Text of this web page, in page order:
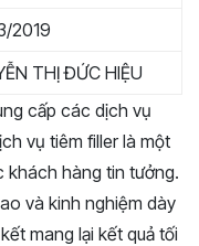
2019
THỊ ĐỨC HIỆU
cấp các dịch vụ
vụ tiêm filler là một
khách hàng tin tưởng.
và kinh nghiệm dày
mang lại kết quả tối